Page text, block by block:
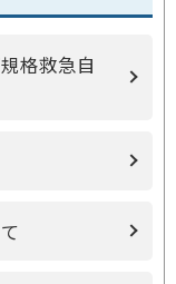
格救急自